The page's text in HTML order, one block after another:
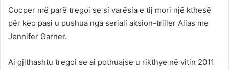
Cooper më parë tregoi se si varësia e tij mori një kthesë
për keq pasi u pushua nga seriali aksion-triller Alias ​​me
Jennifer Garner.
Ai gjithashtu tregoi se ai pothuajse u rikthye në vitin 2011